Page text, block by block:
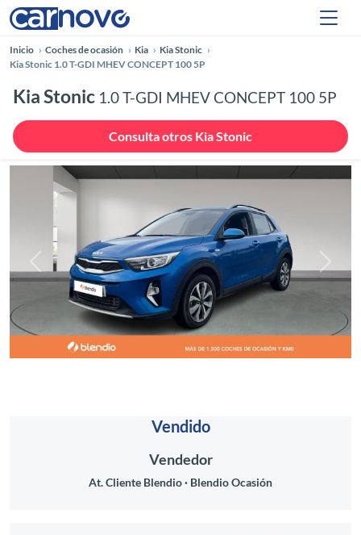
Inicio Coches de ocasión Kia
Kia Stonic
Kia Stonic 1.0 T-GDI MHEV CONCEPT 100 5P
Kia Stonic 1.0 T-GDI MHEV CONCEPT 100 5P
Consulta otros Kia Stonic
Anterior
Vendido
Vendedor
At. Cliente Blendio Blendio Ocasión